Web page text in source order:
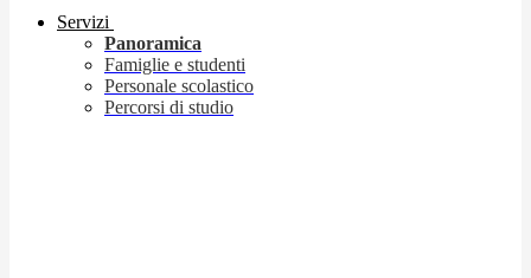
Servizi
Panoramica
Famiglie e studenti
Personale scolastico
Percorsi di studio